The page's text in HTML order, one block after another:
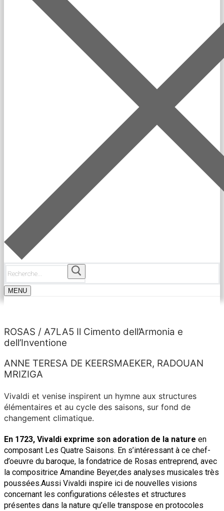
Rechercher
MENU
ROSAS / A7LA5 Il Cimento dell’Armonia e
dell’Inventione
ANNE TERESA DE KEERSMAEKER, RADOUAN
MRIZIGA
Vivaldi et venise inspirent un hymne aux structures
élémentaires et au cycle des saisons, sur fond de
changement climatique.
En 1723, Vivaldi exprime son adoration de la nature en
composant Les Quatre Saisons. En s’intéressant à ce chef-
d’oeuvre du baroque, la fondatrice de Rosas entreprend, avec
la compositrice Amandine Beyer,des analyses musicales très
poussées.Aussi Vivaldi inspire ici de nouvelles visions
concernant les configurations célestes et structures
présentes dans la nature qu’elle transpose en protocoles